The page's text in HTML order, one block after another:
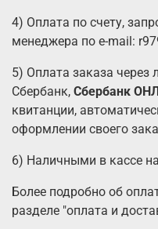
4) Оплата по счету,
менеджера по e-mail:
5) Оплата заказа
Сбербанк, Сбербанк
квитанции,
оформлении своего
6) Наличными в кассе
Более подробно об
разделе "оплата и